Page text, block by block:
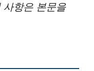
사항은 본문을